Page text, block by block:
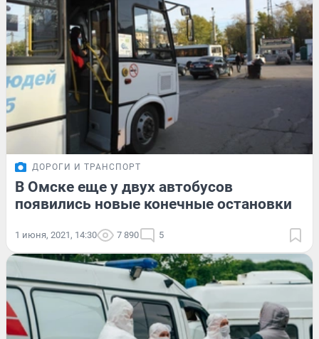
ДОРОГИ И ТРАНСПОРТ
В Омске еще у двух автобусов
появились новые конечные остановки
1 июня, 2021, 14:30 7 890 5